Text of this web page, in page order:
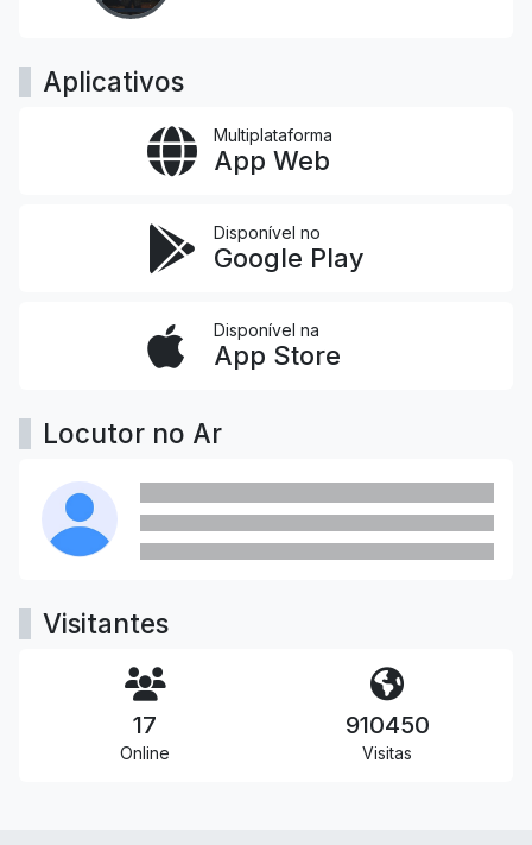
Aplicativos
Multiplataforma
App Web
Disponível no
Google Play
Disponível na
App Store
Locutor no Ar
Visitantes
17
Online
910450
Visitas